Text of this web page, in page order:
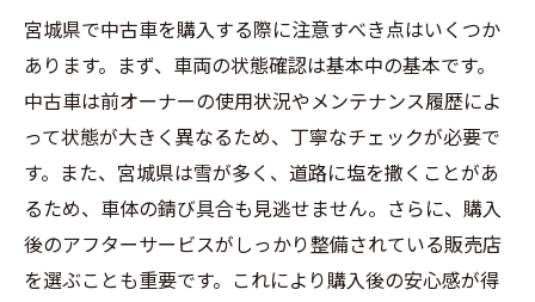
宮城県で中古車を購入する際に注意すべき点はいくつか
あります。まず、車両の状態確認は基本中の基本です。
中古車は前オーナーの使用状況やメンテナンス履歴によ
って状態が大きく異なるため、丁寧なチェックが必要で
す。また、宮城県は雪が多く、道路に塩を撒くことがあ
るため、車体の錆び具合も見逃せません。さらに、購入
後のアフターサービスがしっかり整備されている販売店
を選ぶことも重要です。これにより購入後の安心感が得